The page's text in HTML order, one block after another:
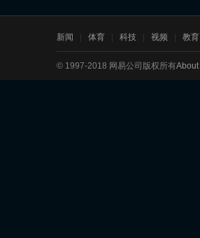
新闻 体育 科技 视频 教育
© 1997-2018 网易公司版权所有